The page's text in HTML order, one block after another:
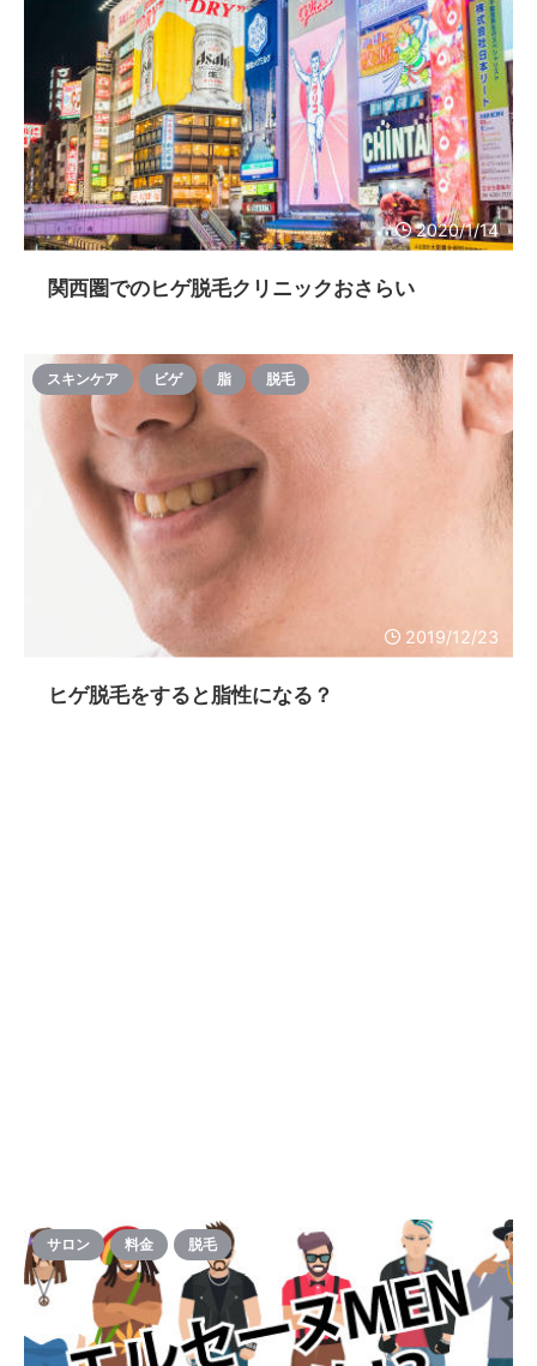
2020/1/14
関西圏でのヒゲ脱毛クリニックおさらい
2019/12/23
スキンケア ビゲ 脂 脱毛
ヒゲ脱毛をすると脂性になる？
サロン 料金 脱毛